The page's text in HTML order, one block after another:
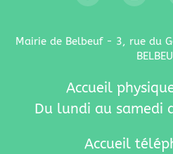
Mairie de Belbeuf - 3, rue du
Accueil
Du lundi au samedi
Accueil